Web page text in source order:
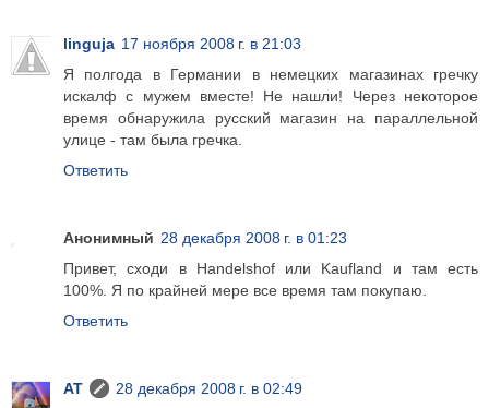
linguja 17 ноября 2008 г. в 21:03
Я полгода в Германии в немецких магазинах гречку
искалф с мужем вместе! Не нашли! Через некоторое
время обнаружила русский магазин на параллельной
улице - там была гречка.
Ответить
Анонимный 28 декабря 2008 г. в 01:23
Привет, сходи в Handelshof или Kaufland и там есть
100%. Я по крайней мере все время там покупаю.
Ответить
AT
28 декабря 2008 г. в 02:49